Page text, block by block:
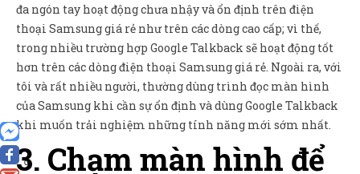
0
đa ngón tay hoạt động chưa nhậy và ổn định trên điện
thoại Samsung giá rẻ như trên các dòng cao cấp; vì thế,
trong nhiều trường hợp Google Talkback sẽ hoạt động tốt
hơn trên các dòng điện thoại Samsung giá rẻ. Ngoài ra, với
tôi và rất nhiều người, thường dùng trình đọc màn hình
của Samsung khi cần sự ổn định và dùng Google Talkback
khi muốn trải nghiệm những tính năng mới sớm nhất.
3. Chạm màn hình để